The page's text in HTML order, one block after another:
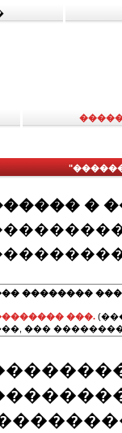
�
��������
���.
���